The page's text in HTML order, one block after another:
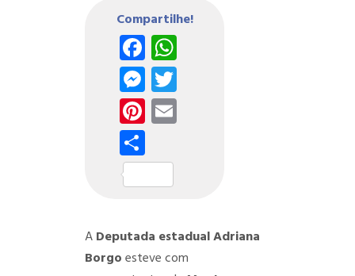
Compartilhe!
Facebook
WhatsApp
Messenger
Twitter
Pinterest
Email
Share
ADeputada estadual Adriana
Borgoesteve com